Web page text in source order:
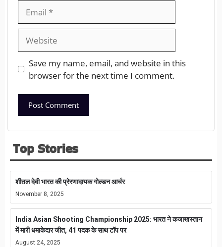
Save my name, email, and website in this
browser for the next time I comment.
Top Stories
शीतल देवी भारत की प्रेरणादायक गोल्डन आर्चर
November 8, 2025
India Asian Shooting Championship 2025: भारत ने कजाखस्तान
में मारी धमाकेदार जीत, 41 पदक के साथ टॉप पर
August 24, 2025